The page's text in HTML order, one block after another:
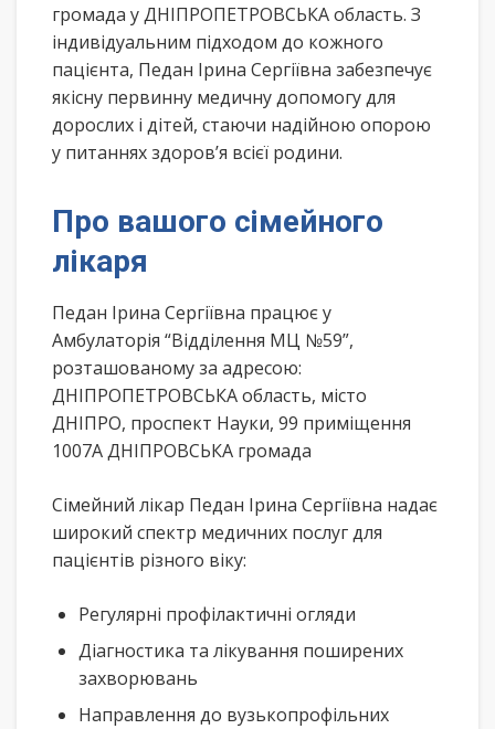
громада у ДНІПРОПЕТРОВСЬКА область. З
індивідуальним підходом до кожного
пацієнта, Педан Ірина Сергіївна забезпечує
якісну первинну медичну допомогу для
дорослих і дітей, стаючи надійною опорою
у питаннях здоров’я всієї родини.
Про вашого сімейного
лікаря
Педан Ірина Сергіївна працює у
Амбулаторія “Відділення МЦ №59”,
розташованому за адресою:
ДНІПРОПЕТРОВСЬКА область, місто
ДНІПРО, проспект Науки, 99 приміщення
1007А ДНІПРОВСЬКА громада
Сімейний лікар Педан Ірина Сергіївна надає
широкий спектр медичних послуг для
пацієнтів різного віку:
Регулярні профілактичні огляди
Діагностика та лікування поширених
захворювань
Направлення до вузькопрофільних